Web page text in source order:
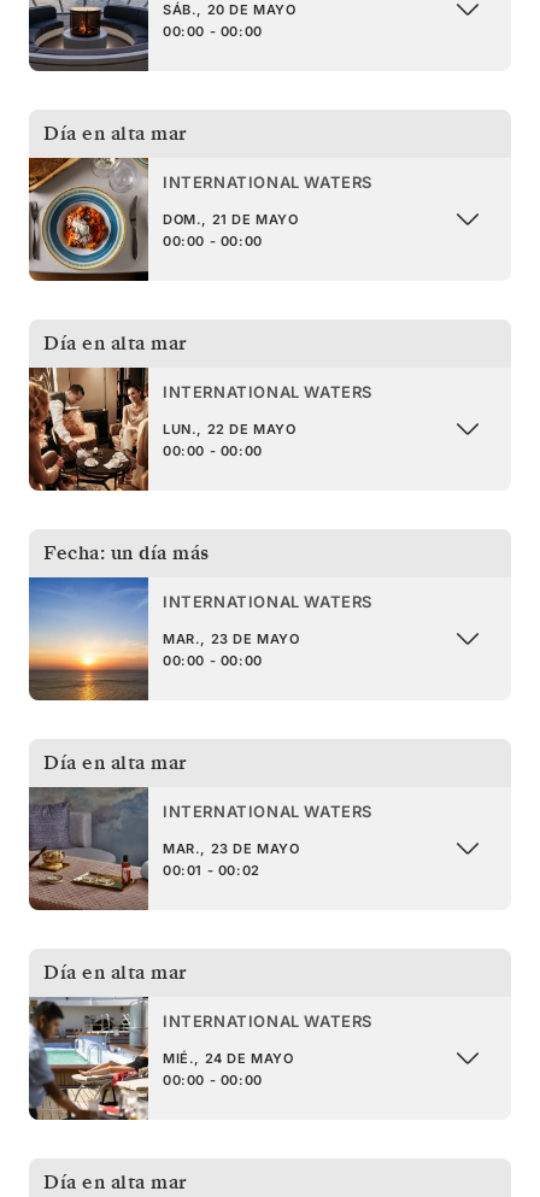
SÁB., 20 DE MAYO
00:00 - 00:00
Día en alta mar
INTERNATIONAL WATERS
DOM., 21 DE MAYO
00:00 - 00:00
Día en alta mar
INTERNATIONAL WATERS
LUN., 22 DE MAYO
00:00 - 00:00
Fecha: un día más
INTERNATIONAL WATERS
MAR., 23 DE MAYO
00:00 - 00:00
Día en alta mar
INTERNATIONAL WATERS
MAR., 23 DE MAYO
00:01 - 00:02
Día en alta mar
INTERNATIONAL WATERS
MIÉ., 24 DE MAYO
00:00 - 00:00
Día en alta mar